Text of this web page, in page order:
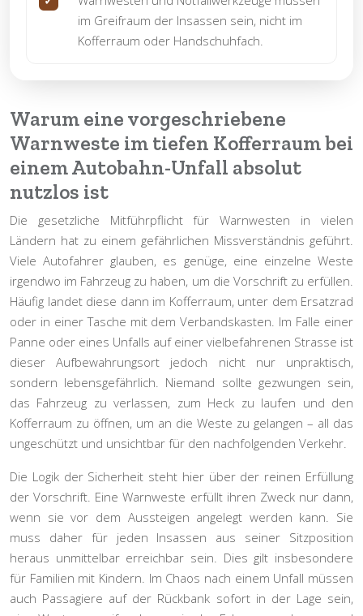
im Greifraum der Insassen sein, nicht im
Kofferraum oder Handschuhfach.
Warum eine vorgeschriebene
Warnweste im tiefen Kofferraum bei
einem Autobahn-Unfall absolut
nutzlos ist
Die gesetzliche Mitführpflicht für Warnwesten in vielen
Ländern hat zu einem gefährlichen Missverständnis geführt.
Viele Autofahrer glauben, es genüge, eine einzelne Weste
irgendwo im Fahrzeug zu haben, um die Vorschrift zu erfüllen.
Häufig landet diese dann im Kofferraum, unter dem Ersatzrad
oder in einer Tasche mit dem Verbandskasten. Im Falle einer
Panne oder eines Unfalls auf einer vielbefahrenen Strasse ist
dieser Aufbewahrungsort jedoch nicht nur unpraktisch,
sondern lebensgefährlich. Niemand sollte gezwungen sein,
das Fahrzeug zu verlassen, zum Heck zu laufen und den
Kofferraum zu öffnen, um an die Weste zu gelangen – all das
ungeschützt und unsichtbar für den nachfolgenden Verkehr.
Die Logik der Sicherheit steht hier über der reinen Erfüllung
der Vorschrift. Eine Warnweste erfüllt ihren Zweck nur dann,
wenn sievor dem Aussteigen angelegt werden kann. Sie
muss daher für jeden Insassen aus seiner Sitzposition
heraus unmittelbar erreichbar sein. Dies gilt insbesondere
für Familien mit Kindern. Im Chaos nach einem Unfall müssen
auch Passagiere auf der Rückbank sofort in der Lage sein,